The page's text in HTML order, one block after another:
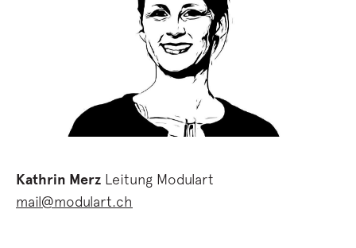
Kathrin Merz Leitung Modulart
mail@modulart.ch